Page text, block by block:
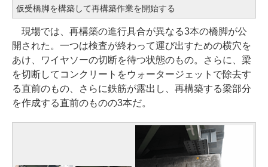
仮受橋脚を構築して再構築作業を開始する
現場では、再構築の進行具合が異なる3本の橋脚が公
開された。一つは検査が終わって運び出すための横穴を
あけ、ワイヤソーの切断を待つ状態のもの。さらに、梁
を切断してコンクリートをウォータージェットで除去す
る直前のもの、さらに鉄筋が露出し、再構築する梁部分
を作成する直前のものの3本だ。